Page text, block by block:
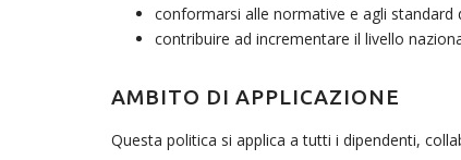
conformarsi alle normative e agli standard
contribuire ad incrementare il livello
AMBITO DI APPLICAZIONE
Questa politica si applica a tutti i dipendenti,